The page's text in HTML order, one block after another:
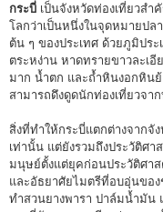
กระบี่ เป็นจังหวัดท่องเที่ยวส
โลกว่าเป็นหนึ่งในจุดหมายป
ต้น ๆ ของประเทศ ด้วยภูมิปร
ตระหง่าน หาดทรายขาวละเ
มาก น้ำตก และถ้ำหินงอกหิน
สามารถดึงดูดนักท่องเที่ยวจา
สิ่งที่ทำให้กระบี่แตกต่างจากจั
เท่านั้น แต่ยังรวมถึงประวัติศ
มนุษย์ตั้งแต่ยุคก่อนประวัติศา
และอัธยาศัยไมตรีที่อบอุ่นขอ
ทำสวนยางพารา ปาล์มน้ำมัน